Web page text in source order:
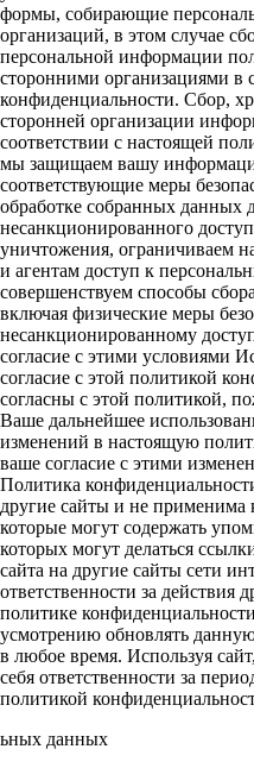
формы, собирающие
организаций, в этом случае
персональной информации
сторонними организациями в
конфиденциальности. Сбор,
сторонней организации
соответствии с настоящей
мы защищаем вашу
соответствующие меры
обработке собранных данных
несанкционированного
уничтожения, ограничиваем
и агентам доступ к
совершенствуем способы
включая физические меры
несанкционированному
согласие с этими условиями
согласие с этой политикой
согласны с этой политикой,
Ваше дальнейшее
изменений в настоящую
ваше согласие с этими
Политика
другие сайты и не применима
которые могут содержать
которых могут делаться
сайта на другие сайты сети
ответственности за действия
политике
усмотрению обновлять
в любое время. Используя
себя ответственности за
политикой
данных